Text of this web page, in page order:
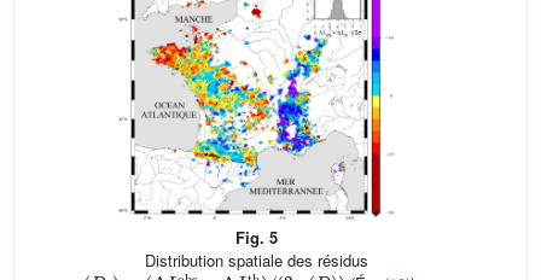
Fig. 5
Distribution spatiale des résidus
D = iobs−ΔIith)/(2σ(D))